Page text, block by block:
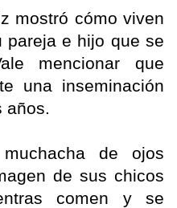
mostró cómo viven
e hijo que se
mencionar que
una inseminación
años.
de ojos
de sus chicos
comen y se